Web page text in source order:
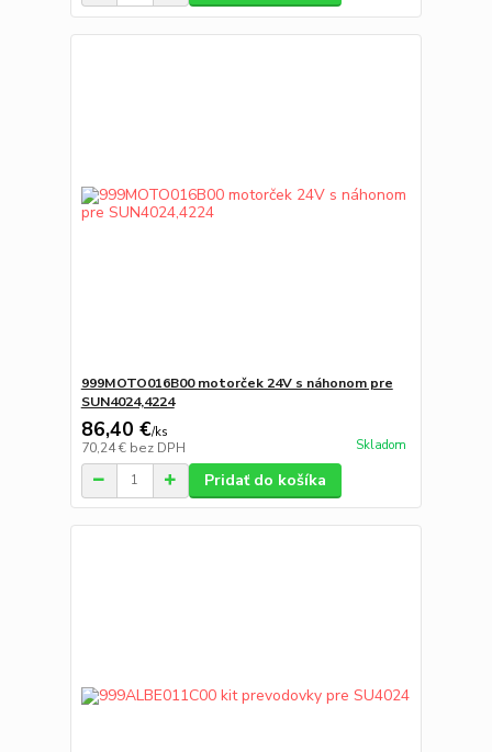
999MOTO016B00 motorček 24V s náhonom pre
SUN4024,4224
86,40 €/ks
70,24 € bez DPH Skladom
Pridať do košíka